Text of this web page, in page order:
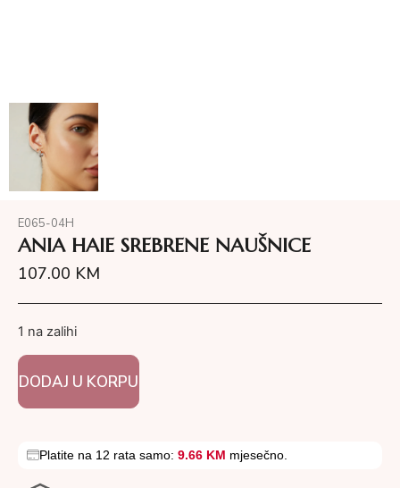
E065-04H
ANIA HAIE SREBRENE NAUŠNICE
107.00 KM
1 na zalihi
DODAJ U KORPU
Platite na 12 rata samo: 9.66 KM mjesečno.